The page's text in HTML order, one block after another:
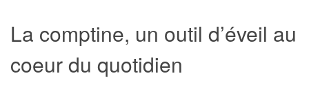
La comptine, un outil d’éveil au
coeur du quotidien